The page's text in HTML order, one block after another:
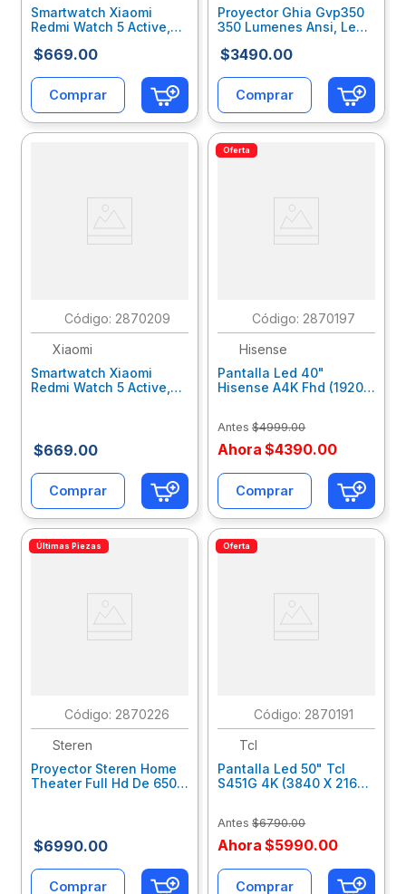
Smartwatch Xiaomi
Redmi Watch 5 Active,
$669.00
Comprar
Proyector Ghia Gvp350
350 Lumenes Ansi, Led
$3490.00
Comprar
: 2870209
Xiaomi
Smartwatch Xiaomi
Redmi Watch 5 Active,
$669.00
Comprar
Oferta
: 2870197
Hisense
Pantalla Led 40"
Hisense A4K Fhd (1920 X
40A4Nv
Antes $4999.00
Ahora $4390.00
Comprar
Últimas Piezas
: 2870226
Steren
Proyector Steren Home
Theater Full Hd De 650
$6990.00
Comprar
Oferta
: 2870191
Tcl
Pantalla Led 50" Tcl
S451G 4K (3840 X 2160),
Antes $6790.00
Ahora $5990.00
Comprar